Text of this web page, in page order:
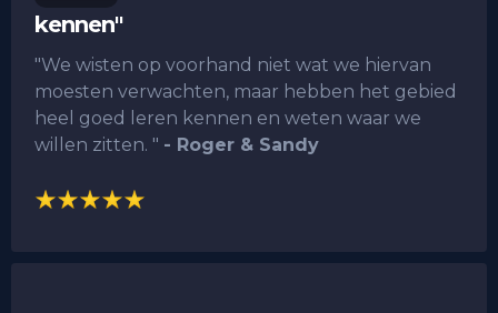
kennen"
"We wisten op voorhand niet wat we hiervan
moesten verwachten, maar hebben het gebied
heel goed leren kennen en weten waar we
willen zitten. " - Roger & Sandy